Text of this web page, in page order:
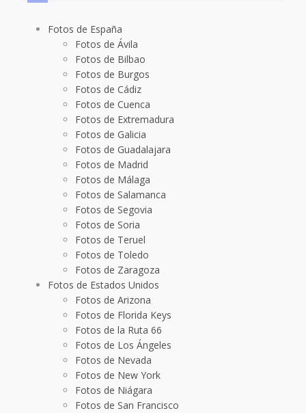
Fotos de España
Fotos de Ávila
Fotos de Bilbao
Fotos de Burgos
Fotos de Cádiz
Fotos de Cuenca
Fotos de Extremadura
Fotos de Galicia
Fotos de Guadalajara
Fotos de Madrid
Fotos de Málaga
Fotos de Salamanca
Fotos de Segovia
Fotos de Soria
Fotos de Teruel
Fotos de Toledo
Fotos de Zaragoza
Fotos de Estados Unidos
Fotos de Arizona
Fotos de Florida Keys
Fotos de la Ruta 66
Fotos de Los Ángeles
Fotos de Nevada
Fotos de New York
Fotos de Niágara
Fotos de San Francisco